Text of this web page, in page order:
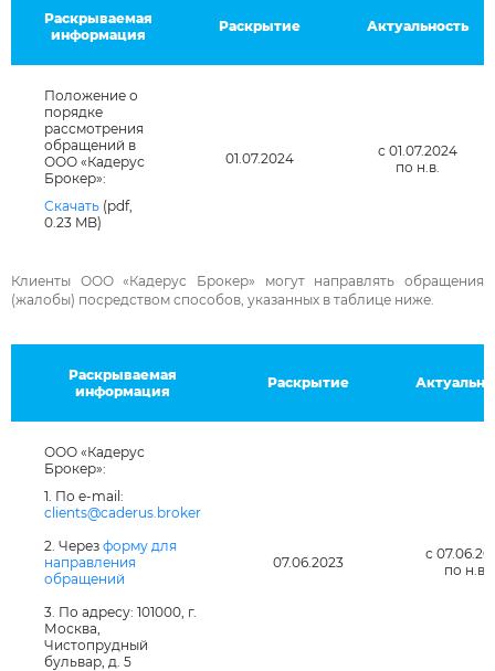
Раскрываемая
информация
Раскрытие Актуальность
Положение о
порядке
рассмотрения
обращений в
ООО «Кадерус
Брокер»:
Скачать (pdf,
0.23 MB)
01.07.2024
с 01.07.2024
по н.в.
Клиенты ООО «Кадерус Брокер» могут направлять обращения
(жалобы) посредством способов, указанных в таблице ниже.
Раскрываемая
информация
Раскрытие
ООО «Кадерус
Брокер»:
1. По e-mail:
clients@caderus.broker
2. Через форму для
направления
обращений
3. По адресу: 101000, г.
Москва,
Чистопрудный
бульвар, д. 5
07.06.2023
с
по н.в.
Введите символы на картинке: *